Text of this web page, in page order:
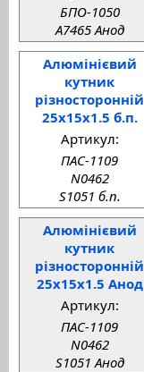
БПО-1050
A7465 Анод
Алюмінієвий
кутник
різносторонній
25x15x1.5 б.п.
Артикул:
ПАС-1109
N0462
S1051 б.п.
Алюмінієвий
кутник
різносторонній
25x15x1.5 Анод
Артикул:
ПАС-1109
N0462
S1051 Анод